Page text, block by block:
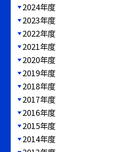
2024年度
2023年度
2022年度
2021年度
2020年度
2019年度
2018年度
2017年度
2016年度
2015年度
2014年度